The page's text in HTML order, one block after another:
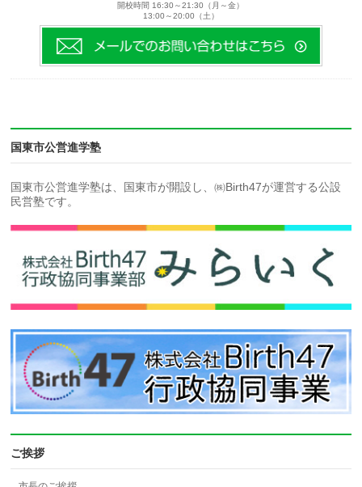
開校時間 16:30～21:30（月～金）
13:00～20:00（土）
国東市公営進学塾
国東市公営進学塾は、国東市が開設し、㈱Birth47が運営する公設
民営塾です。
ご挨拶